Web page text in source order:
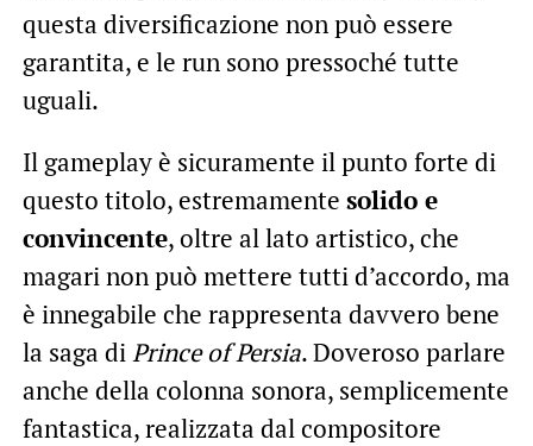
questa diversificazione non può essere
garantita, e le run sono pressoché tutte
uguali.
Il gameplay è sicuramente il punto forte di
questo titolo, estremamente solido e
convincente, oltre al lato artistico, che
magari non può mettere tutti d’accordo, ma
è innegabile che rappresenta davvero bene
la saga diPrince of Persia. Doveroso parlare
anche della colonna sonora, semplicemente
fantastica, realizzata dal compositore